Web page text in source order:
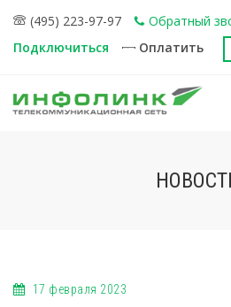
(495) 223-97-97
Обратный
Подключиться
Оплатить
17 февраля 2023